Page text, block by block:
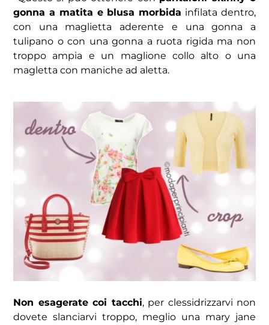
gonna a matita e blusa morbida infilata dentro,
con una maglietta aderente e una gonna a
tulipano o con una gonna a ruota rigida ma non
troppo ampia e un maglione collo alto o una
magletta con maniche ad aletta.
Non esagerate coi tacchi, per clessidrizzarvi non
dovete slanciarvi troppo, meglio una mary jane